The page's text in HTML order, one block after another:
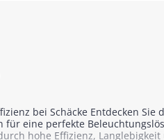
bei Schäcke Entdecken
für eine perfekte
hohe Effizienz,